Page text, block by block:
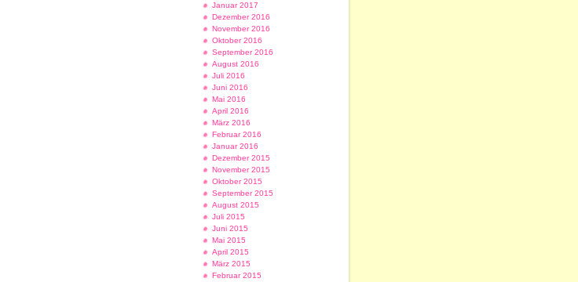
Januar 2017
Dezember 2016
November 2016
Oktober 2016
September 2016
August 2016
Juli 2016
Juni 2016
Mai 2016
April 2016
März 2016
Februar 2016
Januar 2016
Dezember 2015
November 2015
Oktober 2015
September 2015
August 2015
Juli 2015
Juni 2015
Mai 2015
April 2015
März 2015
Februar 2015